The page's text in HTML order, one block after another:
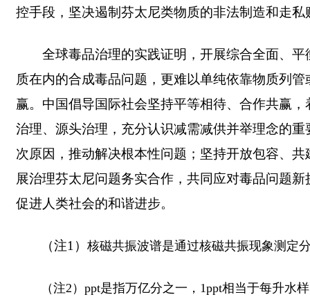
控手段，坚决遏制芬太尼类物质的非法制造和走私
全球毒品治理的实践证明，开展综合全面、
质在内的合成毒品问题，更难以单纯依靠物质列
赢。中国倡导国际社会坚持平等相待、合作共赢
治理、源头治理，充分认识减需减供并举理念的
次原因，推动解决根本性问题；坚持开放包容、
展治理芬太尼问题务实合作，共同应对毒品问题
促进人类社会的和谐进步。
（注1） 核磁共振波谱是通过核磁共振现象测定
（注2）ppt是指万亿分之一，1ppt相当于每升水